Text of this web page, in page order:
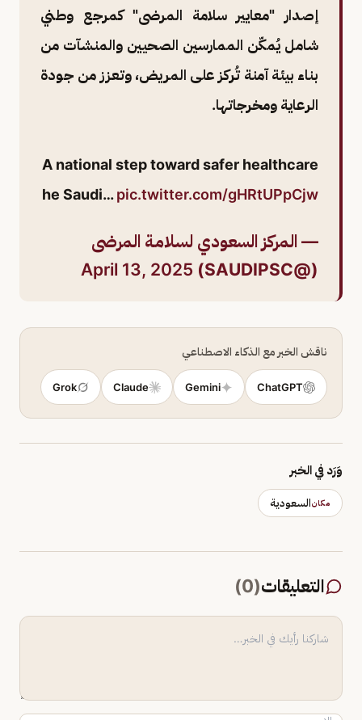
إصدار "معايير سلامة المرضى" كمرجع وطني
شامل يُمكّن الممارسين الصحيين والمنشآت من
بناء بيئة آمنة تُركز على المريض، وتعزز من جودة
الرعاية ومخرجاتها.
A national step toward safer healthcare
he Saudi…pic.twitter.com/gHRtUPpCjw
— المركز السعودي لسلامـة المرضى
(@SAUDIPSC)
April 13, 2025
ناقش الخبر مع الذكاء الاصطناعي
ChatGPT
Gemini
Claude
Grok
وَرَد في الخبر
مكانالسعودية
التعليقات(
0
)